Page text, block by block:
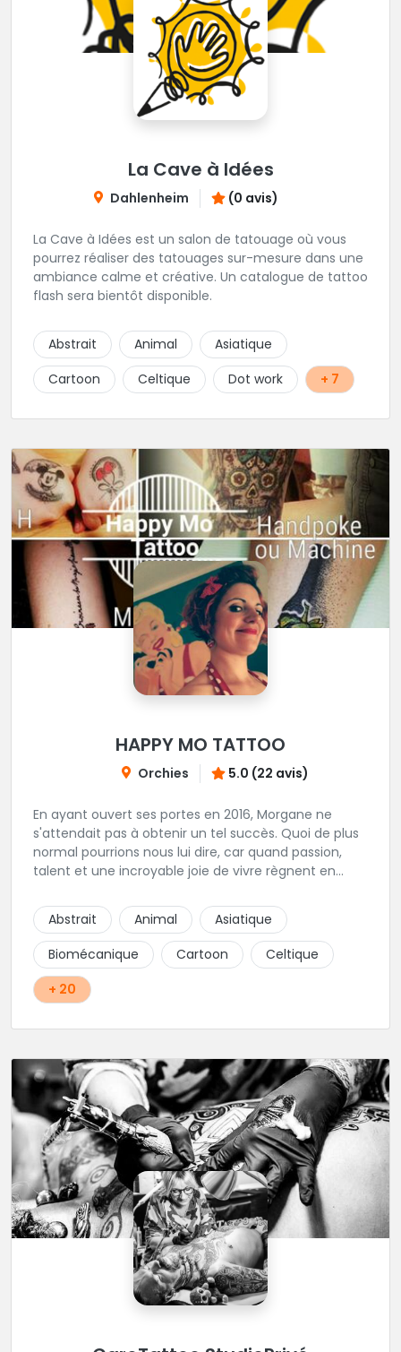
La Cave à Idées
Dahlenheim (0 avis)
La Cave à Idées est un salon de tatouage où vous
pourrez réaliser des tatouages sur-mesure dans une
ambiance calme et créative. Un catalogue de tattoo
flash sera bientôt disponible.
Abstrait Animal
Asiatique
Cartoon
Celtique Dot work + 7
HAPPY MO TATTOO
Orchies 5.0 (22 avis)
En ayant ouvert ses portes en 2016, Morgane ne
s'attendait pas à obtenir un tel succès. Quoi de plus
normal pourrions nous lui dire, car quand passion,
talent et une incroyable joie de vivre règnent en
personnes pointer le bout de leurs nez. Si le tatouage
n'est pas l'unique corde qu'elle possède à son arc,
c'est assurément une de ses spécialités! Oldschool,
Dotwork, et autres Ornementaux, ce shop vous
propose des tatouages aux motifs originaux et au
traits assurés conçus spécialement pour vous, que
obligatoire dans ce shop privé. Une très belle adresse
où l'on sait accueillir, hygiène impeccable, que
demander de plus?
Abstrait Animal
Asiatique
Biomécanique
Cartoon
Celtique
+ 20